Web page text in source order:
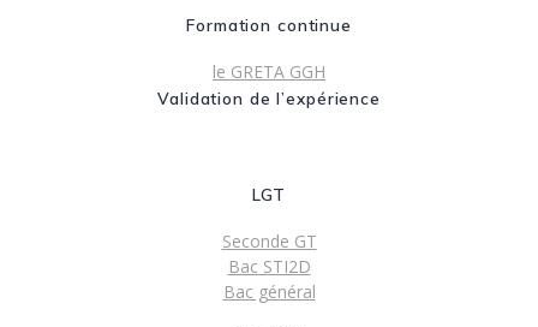
Formation continue
le GRETA GGH
Validation de l’expérience
LGT
Seconde GT
Bac STI2D
Bac général